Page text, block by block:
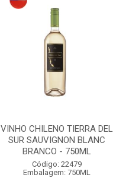
VINHO CHILENO TIERRA DEL
SUR SAUVIGNON BLANC
BRANCO - 750ML
Código: 22479
Embalagem: 750ML